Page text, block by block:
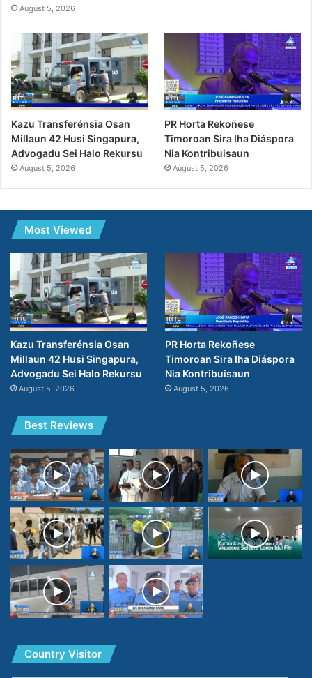
August 5, 2026
Kazu Transferénsia Osan
Millaun 42 Husi Singapura,
Advogadu Sei Halo Rekursu
August 5, 2026
PR Horta Rekoñese
Timoroan Sira Iha Diáspora
Nia Kontribuisaun
August 5, 2026
Most Viewed
Kazu Transferénsia Osan
Millaun 42 Husi Singapura,
Advogadu Sei Halo Rekursu
August 5, 2026
PR Horta Rekoñese
Timoroan Sira Iha Diáspora
Nia Kontribuisaun
August 5, 2026
Best Reviews
Country Visitor